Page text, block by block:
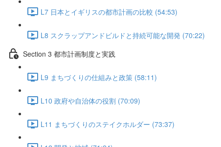
L7 日本とイギリスの都市計画の比較 (54:53)
L8 スクラップアンドビルドと持続可能な開発 (70:22)
Section 3 都市計画制度と実践
L9 まちづくりの仕組みと政策 (58:11)
L10 政府や自治体の役割 (70:09)
L11 まちづくりのステイクホルダー (73:37)